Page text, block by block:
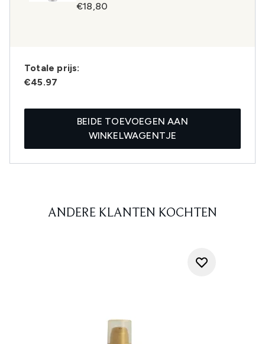
€18,80
Totale prijs:
€45.97
BEIDE TOEVOEGEN AAN
WINKELWAGENTJE
ANDERE KLANTEN KOCHTEN